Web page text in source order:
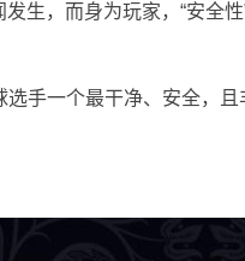
生，而身为玩家，“安全
选手一个最干净、安全，且